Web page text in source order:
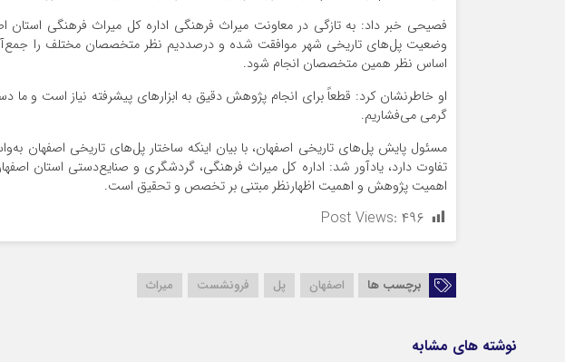
فصیحی خبر داد: به تازگی در معاونت میراث فرهنگی اداره کل میراث فرهنگی استان
وضعیت پل‌های تاریخی شهر موافقت شده و درصددیم نظر متخصصان مختلف را
اساس نظر همین متخصصان انجام شود.
او خاطرنشان کرد: قطعاً برای انجام پژوهش دقیق به ابزار‌های پیشرفته نیاز است و
گرمی می‌فشاریم.
مسئول پایش پل‌های تاریخی اصفهان، با بیان اینکه ساختار پل‌های تاریخی اصفهان
تفاوت دارد، یادآور شد: اداره کل میراث فرهنگی، گردشگری و صنایع‌دستی استان
اهمیت پژوهش و اهمیت اظهارنظر مبتنی بر تخصص و تحقیق است.
Post Views: ۴۹۶
برچسب ها اصفهان پل فرونشست میراث
نوشته های مشابه